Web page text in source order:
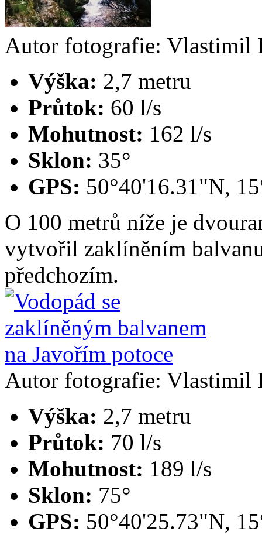
Autor fotografie: Vlastimil
Výška: 2,7 metru
Průtok: 60 l/s
Mohutnost: 162 l/s
Sklon: 35°
GPS: 50°40'16.31"N,
O 100 metrů níže je
vytvořil zaklíněním
předchozím.
Autor fotografie: Vlastimil
Výška: 2,7 metru
Průtok: 70 l/s
Mohutnost: 189 l/s
Sklon: 75°
GPS: 50°40'25.73"N,